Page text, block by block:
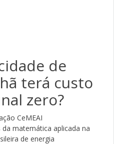
de
terá custo
zero?
CeMEAI
da matemática aplicada na
de energia